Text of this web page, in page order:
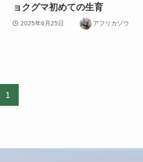
ョクグマ初めての生育
2025年6月25日 アフリカゾウ
1